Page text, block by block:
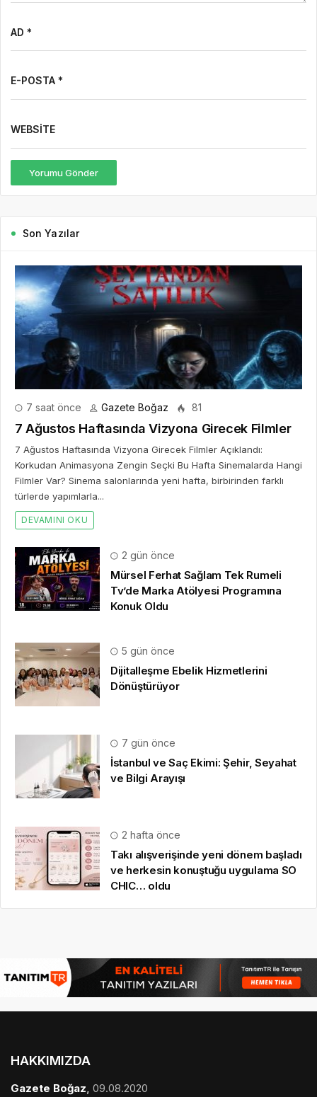
AD *
E-POSTA *
WEBSITE
Yorumu Gönder
Son Yazılar
7 saat önce Gazete Boğaz 81
7 Ağustos Haftasında Vizyona Girecek Filmler
7 Ağustos Haftasında Vizyona Girecek Filmler Açıklandı:
Korkudan Animasyona Zengin Seçki Bu Hafta Sinemalarda Hangi
Filmler Var? Sinema salonlarında yeni hafta, birbirinden farklı
türlerde yapımlarla...
DEVAMINI OKU
2 gün önce
Mürsel Ferhat Sağlam Tek Rumeli
Tv’de Marka Atölyesi Programına
Konuk Oldu
5 gün önce
Dijitalleşme Ebelik Hizmetlerini
Dönüştürüyor
7 gün önce
İstanbul ve Saç Ekimi: Şehir, Seyahat
ve Bilgi Arayışı
2 hafta önce
Takı alışverişinde yeni dönem başladı
ve herkesin konuştuğu uygulama SO
CHIC… oldu
HAKKIMIZDA
Gazete Boğaz, 09.08.2020